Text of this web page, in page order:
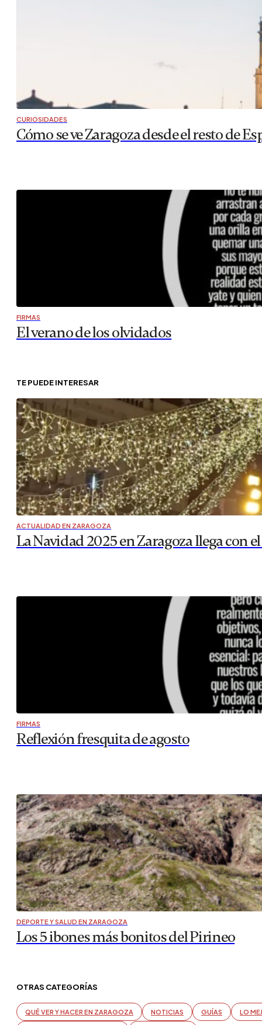
CURIOSIDADES
Cómo se ve Zaragoza desde el resto de
FIRMAS
El verano de los olvidados
TE PUEDE INTERESAR
ACTUALIDAD EN ZARAGOZA
La Navidad 2025 en Zaragoza llega con
FIRMAS
Reflexión fresquita de agosto
DEPORTE Y SALUD EN ZARAGOZA
Los 5 ibones más bonitos del Pirineo
OTRAS CATEGORÍAS
QUÉ VER Y HACER EN ZARAGOZA NOTICIAS GUÍAS LO